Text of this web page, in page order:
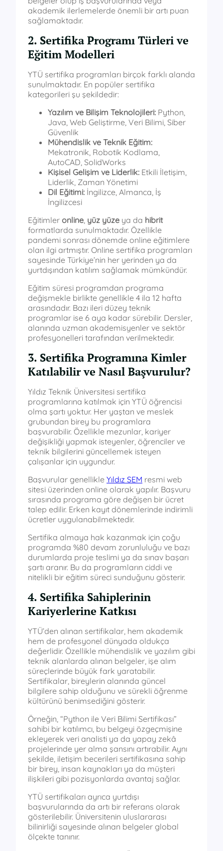
akademik ilerlemelerde önemli bir artı puan
sağlamaktadır.
2. Sertifika Programı Türleri ve
Eğitim Modelleri
YTÜ sertifika programları birçok farklı alanda
sunulmaktadır. En popüler sertifika
kategorileri şu şekildedir:
Yazılım ve Bilişim Teknolojileri: Python,
Java, Web Geliştirme, Veri Bilimi, Siber
Güvenlik
Mühendislik ve Teknik Eğitim:
Mekatronik, Robotik Kodlama,
AutoCAD, SolidWorks
Kişisel Gelişim ve Liderlik: Etkili İletişim,
Liderlik, Zaman Yönetimi
Dil Eğitimi: İngilizce, Almanca, İş
İngilizcesi
Eğitimler online, yüz yüze ya da hibrit
formatlarda sunulmaktadır. Özellikle
pandemi sonrası dönemde online eğitimlere
olan ilgi artmıştır. Online sertifika programları
sayesinde Türkiye’nin her yerinden ya da
yurtdışından katılım sağlamak mümkündür.
Eğitim süresi programdan programa
değişmekle birlikte genellikle 4 ila 12 hafta
arasındadır. Bazı ileri düzey teknik
programlar ise 6 aya kadar sürebilir. Dersler,
alanında uzman akademisyenler ve sektör
profesyonelleri tarafından verilmektedir.
3. Sertifika Programına Kimler
Katılabilir ve Nasıl Başvurulur?
Yıldız Teknik Üniversitesi sertifika
programlarına katılmak için YTÜ öğrencisi
olma şartı yoktur. Her yaştan ve meslek
grubundan birey bu programlara
başvurabilir. Özellikle mezunlar, kariyer
değişikliği yapmak isteyenler, öğrenciler ve
teknik bilgilerini güncellemek isteyen
çalışanlar için uygundur.
Başvurular genellikle Yıldız SEM resmi web
sitesi üzerinden online olarak yapılır. Başvuru
sırasında programa göre değişen bir ücret
talep edilir. Erken kayıt dönemlerinde indirimli
ücretler uygulanabilmektedir.
Sertifika almaya hak kazanmak için çoğu
programda %80 devam zorunluluğu ve bazı
durumlarda proje teslimi ya da sınav başarı
şartı aranır. Bu da programların ciddi ve
nitelikli bir eğitim süreci sunduğunu gösterir.
4. Sertifika Sahiplerinin
Kariyerlerine Katkısı
YTÜ’den alınan sertifikalar, hem akademik
hem de profesyonel dünyada oldukça
değerlidir. Özellikle mühendislik ve yazılım gibi
teknik alanlarda alınan belgeler, işe alım
süreçlerinde büyük fark yaratabilir.
Sertifikalar, bireylerin alanında güncel
bilgilere sahip olduğunu ve sürekli öğrenme
kültürünü benimsediğini gösterir.
Örneğin, “Python ile Veri Bilimi Sertifikası”
sahibi bir katılımcı, bu belgeyi özgeçmişine
ekleyerek veri analisti ya da yapay zekâ
projelerinde yer alma şansını artırabilir. Aynı
şekilde, iletişim becerileri sertifikasına sahip
bir birey, insan kaynakları ya da müşteri
ilişkileri gibi pozisyonlarda avantaj sağlar.
YTÜ sertifikaları ayrıca yurtdışı
başvurularında da artı bir referans olarak
gösterilebilir. Üniversitenin uluslararası
bilinirliği sayesinde alınan belgeler global
ölçekte tanınır.